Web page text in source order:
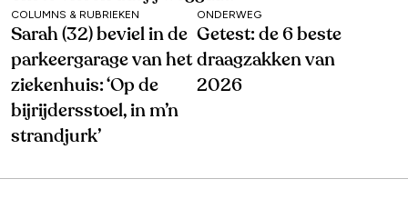
COLUMNS & RUBRIEKEN
Sarah (32) beviel in de
parkeergarage van het
ziekenhuis: ‘Op de
bijrijdersstoel, in m’n
strandjurk’
ONDERWEG
Getest: de 6 beste
draagzakken van
2026